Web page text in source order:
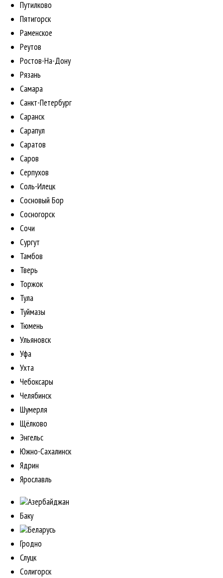
Путилково
Пятигорск
Раменское
Реутов
Ростов-На-Дону
Рязань
Самара
Санкт-Петербург
Саранск
Сарапул
Саратов
Саров
Серпухов
Соль-Илецк
Сосновый Бор
Сосногорск
Сочи
Сургут
Тамбов
Тверь
Торжок
Тула
Туймазы
Тюмень
Ульяновск
Уфа
Ухта
Чебоксары
Челябинск
Шумерля
Щёлково
Энгельс
Южно-Сахалинск
Ядрин
Ярославль
Азербайджан
Баку
Беларусь
Гродно
Слуцк
Солигорск